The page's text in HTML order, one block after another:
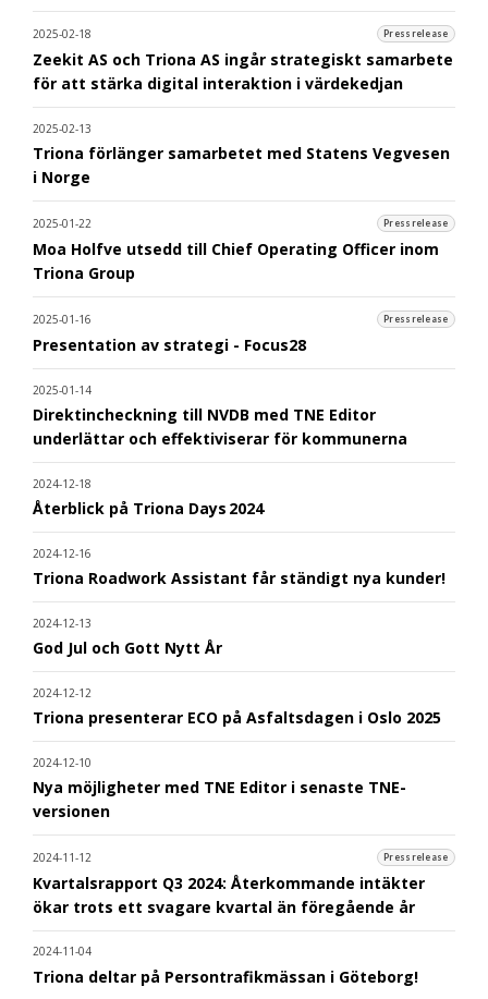
2025-02-18 Pressrelease
Zeekit AS och Triona AS ingår strategiskt samarbete
för att stärka digital interaktion i värdekedjan
2025-02-13
Triona förlänger samarbetet med Statens Vegvesen
i Norge
2025-01-22 Pressrelease
Moa Holfve utsedd till Chief Operating Officer inom
Triona Group
2025-01-16 Pressrelease
Presentation av strategi - Focus28
2025-01-14
Direktincheckning till NVDB med TNE Editor
underlättar och effektiviserar för kommunerna
2024-12-18
Återblick på Triona Days 2024
2024-12-16
Triona Roadwork Assistant får ständigt nya kunder!
2024-12-13
God Jul och Gott Nytt År
2024-12-12
Triona presenterar ECO på Asfaltsdagen i Oslo 2025
2024-12-10
Nya möjligheter med TNE Editor i senaste TNE-
versionen
2024-11-12 Pressrelease
Kvartalsrapport Q3 2024: Återkommande intäkter
ökar trots ett svagare kvartal än föregående år
2024-11-04
Triona deltar på Persontrafikmässan i Göteborg!